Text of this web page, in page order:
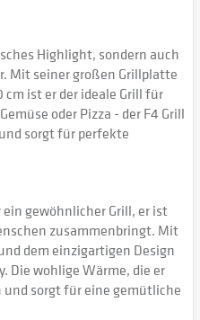
Highlight, sondern auch
Mit seiner großen Grillplatte
ist er der ideale Grill für
oder Pizza - der F4 Grill
sorgt für perfekte
gewöhnlicher Grill, er ist
zusammenbringt. Mit
dem einzigartigen Design
Die wohlige Wärme, die er
sorgt für eine gemütliche